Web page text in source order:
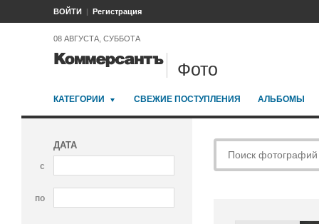
ВОЙТИ Регистрация
08 АВГУСТА, СУББОТА
Фото
КАТЕГОРИИ СВЕЖИЕ ПОСТУПЛЕНИЯ АЛЬБОМЫ
ДАТА
с
по